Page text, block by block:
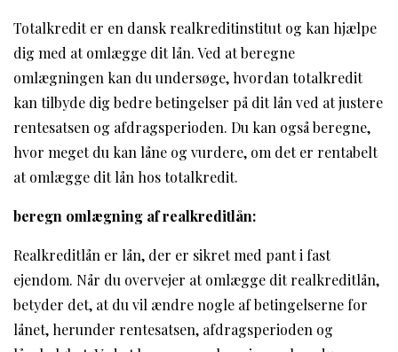
Totalkredit er en dansk realkreditinstitut og kan hjælpe
dig med at omlægge dit lån. Ved at beregne
omlægningen kan du undersøge, hvordan totalkredit
kan tilbyde dig bedre betingelser på dit lån ved at justere
rentesatsen og afdragsperioden. Du kan også beregne,
hvor meget du kan låne og vurdere, om det er rentabelt
at omlægge dit lån hos totalkredit.
beregn omlægning af realkreditlån:
Realkreditlån er lån, der er sikret med pant i fast
ejendom. Når du overvejer at omlægge dit realkreditlån,
betyder det, at du vil ændre nogle af betingelserne for
lånet, herunder rentesatsen, afdragsperioden og